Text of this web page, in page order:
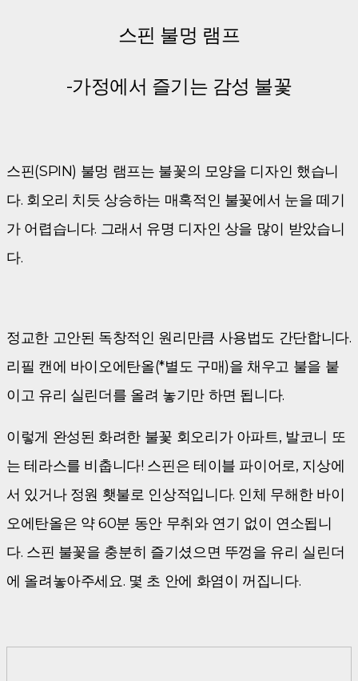
스핀 불멍 램프
-가정에서 즐기는 감성 불꽃
스핀(SPIN) 불멍 램프는 불꽃의 모양을 디자인 했습니
다. 회오리 치듯 상승하는 매혹적인 불꽃에서 눈을 떼기
가 어렵습니다. 그래서 유명 디자인 상을 많이 받았습니
다.
정교한 고안된 독창적인 원리만큼 사용법도 간단합니다.
리필 캔에 바이오에탄올(*별도 구매)을 채우고 불을 붙
이고 유리 실린더를 올려 놓기만 하면 됩니다.
이렇게 완성된 화려한 불꽃 회오리가 아파트, 발코니 또
는 테라스를 비춥니다! 스핀은 테이블 파이어로, 지상에
서 있거나 정원 횃불로 인상적입니다. 인체 무해한 바이
오에탄올은 약 60분 동안 무취와 연기 없이 연소됩니
다. 스핀 불꽃을 충분히 즐기셨으면 뚜껑을 유리 실린더
에 올려놓아주세요. 몇 초 안에 화염이 꺼집니다.